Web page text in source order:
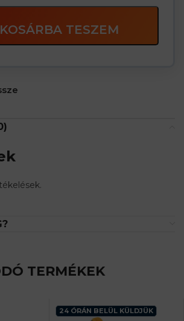
KOSÁRBA TESZEM
TERMÉKEK
24 ÓRÁN BELÜL KÜLDJÜK